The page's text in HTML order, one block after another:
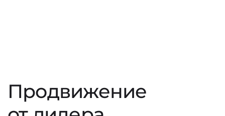
Продвижение